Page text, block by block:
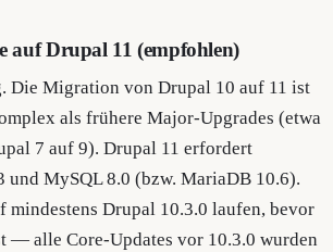
auf Drupal 11 (empfohlen)
Die Migration von Drupal 10 auf 11 ist
als frühere Major-Upgrades (etwa
7 auf 9). Drupal 11 erfordert
und MySQL 8.0 (bzw. MariaDB 10.6).
mindestens Drupal 10.3.0 laufen, bevor
— alle Core-Updates vor 10.3.0 wurden